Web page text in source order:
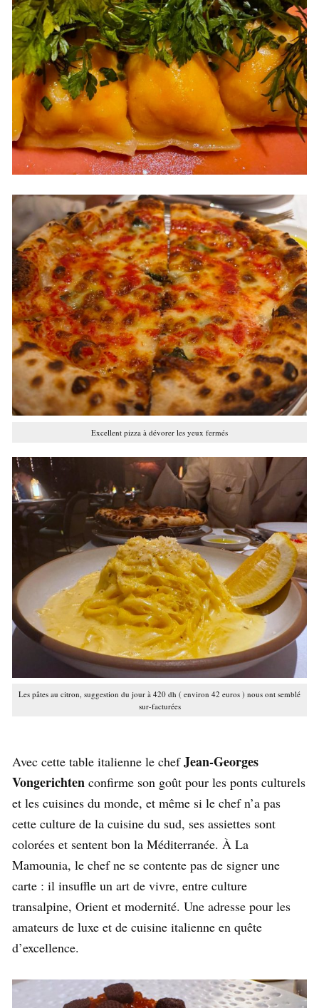
Excellent pizza à dévorer les yeux fermés
Les pâtes au citron, suggestion du jour à 420 dh ( environ 42 euros ) nous ont semblé
sur-facturées
Avec cette table italienne le chefJean-Georges
Vongerichten confirme son goût pour les ponts culturels
et les cuisines du monde, et même si le chef n’a pas
cette culture de la cuisine du sud, ses assiettes sont
colorées et sentent bon la Méditerranée. À La
Mamounia, le chef ne se contente pas de signer une
carte : il insuffle un art de vivre, entre culture
transalpine, Orient et modernité. Une adresse pour les
amateurs de luxe et de cuisine italienne en quête
d’excellence.